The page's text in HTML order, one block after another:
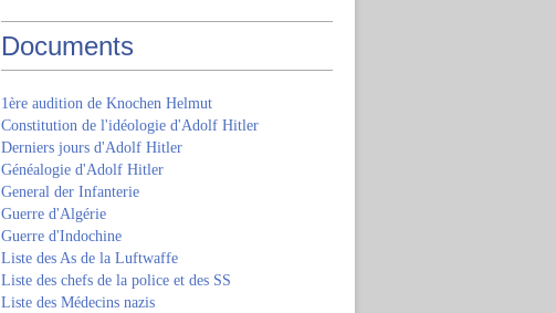
Documents
1ère audition de Knochen Helmut
Constitution de l'idéologie d'Adolf Hitler
Derniers jours d'Adolf Hitler
Généalogie d'Adolf Hitler
General der Infanterie
Guerre d'Algérie
Guerre d'Indochine
Liste des As de la Luftwaffe
Liste des chefs de la police et des SS
Liste des Médecins nazis